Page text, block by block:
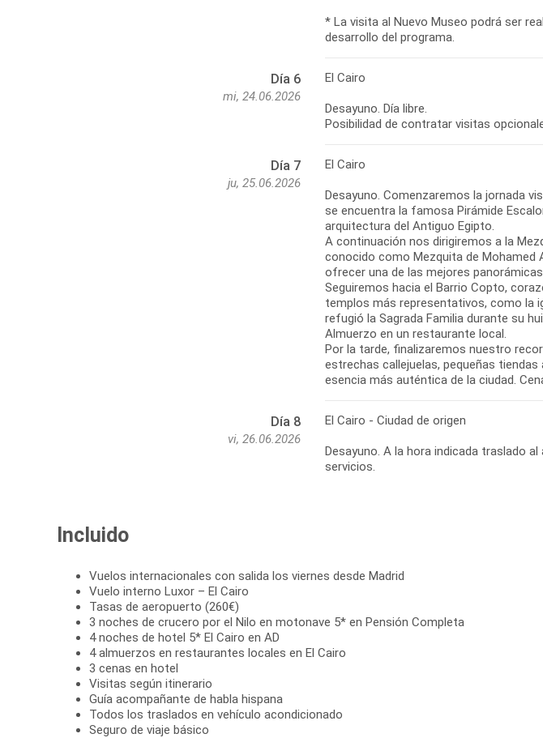
* La visita al Nuevo Museo podrá ser
desarrollo del programa.
Día 6
mi, 24.06.2026
El Cairo
Desayuno. Día libre.
Posibilidad de contratar visitas
Día 7
ju, 25.06.2026
El Cairo
Desayuno. Comenzaremos la jornada
se encuentra la famosa Pirámide
arquitectura del Antiguo Egipto.
A continuación nos dirigiremos a la
conocido como Mezquita de Mohamed
ofrecer una de las mejores panorámicas
Seguiremos hacia el Barrio Copto,
templos más representativos, como la
refugió la Sagrada Familia durante su
Almuerzo en un restaurante local.
Por la tarde, finalizaremos nuestro
estrechas callejuelas, pequeñas
esencia más auténtica de la ciudad.
Día 8
vi, 26.06.2026
El Cairo - Ciudad de origen
Desayuno. A la hora indicada traslado
servicios.
Incluido
Vuelos internacionales con salida los viernes desde Madrid
Vuelo interno Luxor – El Cairo
Tasas de aeropuerto (260€)
3 noches de crucero por el Nilo en motonave 5* en Pensión Completa
4 noches de hotel 5* El Cairo en AD
4 almuerzos en restaurantes locales en El Cairo
3 cenas en hotel
Visitas según itinerario
Guía acompañante de habla hispana
Todos los traslados en vehículo acondicionado
Seguro de viaje básico